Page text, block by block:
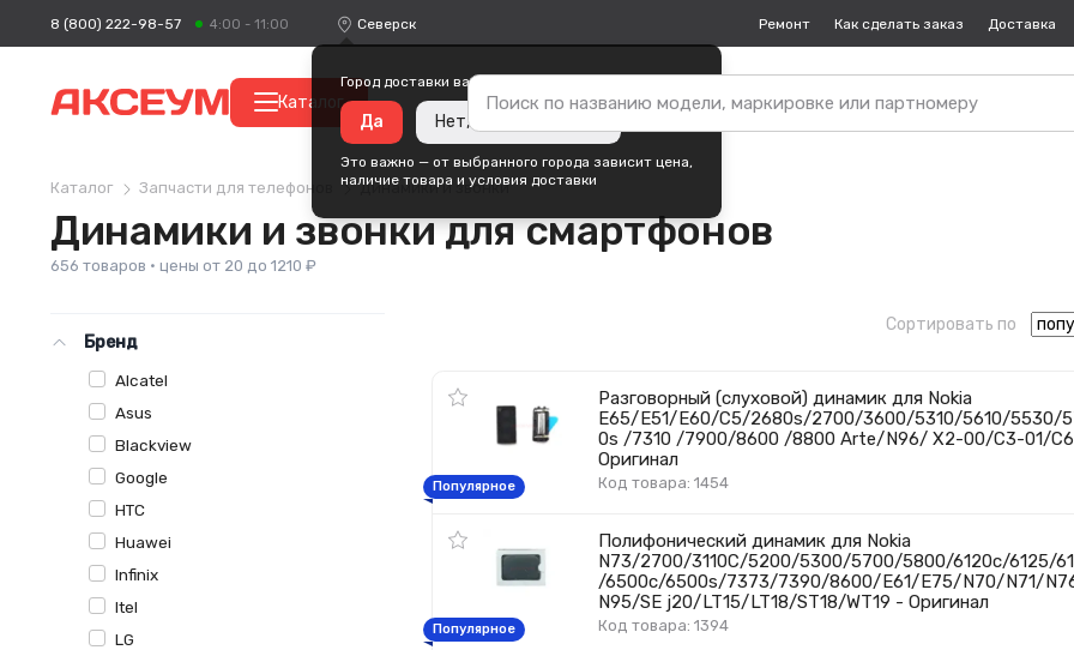
8 (800) 222-98-57 4:00 - 11:00 Северск
Город доставки ваших покупок —
Да Нет, изменить город
Это важно — от выбранного города зависит цена,
наличие товара и условия доставки
Ремонт Как сделать заказ Доставка
Каталог
Каталог Запчасти для телефонов Динамики и звонки
Динамики и звонки для смартфонов
656 товаров · цены от 20 до 1210 ₽
Бренд
Alcatel
Asus
Blackview
Google
HTC
Huawei
Infinix
Itel
LG
Сортировать по
Разговорный (слуховой) динамик для Nokia
E65/E51/E60/C5/2680s/2700/3600/5310/5610/5530/
0s /7310 /7900/8600 /8800 Arte/N96/ X2-00/C3-01/
Оригинал
Код товара: 1454
Популярное
Полифонический динамик для Nokia
N73/2700/3110C/5200/5300/5700/5800/6120c/6125/
/6500c/6500s/7373/7390/8600/E61/E75/N70/N71/
N95/SE j20/LT15/LT18/ST18/WT19 - Оригинал
Код товара: 1394
Популярное